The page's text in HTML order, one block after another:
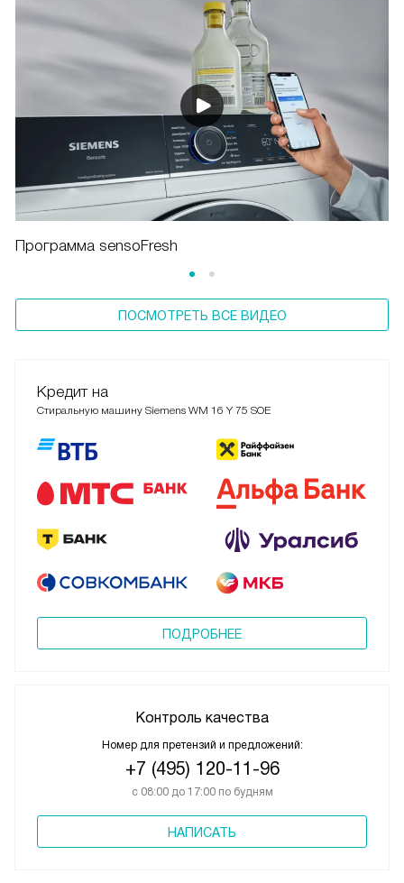
Программа sensoFresh
ПОСМОТРЕТЬ ВСЕ ВИДЕО
Кредит на
Стиральную машину Siemens WM 16 Y 75 SOE
ПОДРОБНЕЕ
Контроль качества
Номер для претензий и предложений:
+7 (495) 120-11-96
с 08:00 до 17:00 по будням
НАПИСАТЬ